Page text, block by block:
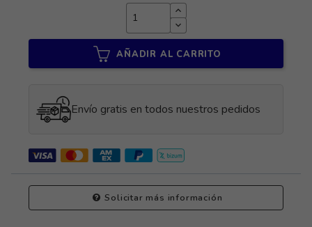
AÑADIR AL CARRITO
Envío gratis en todos nuestros pedidos
Solicitar más información